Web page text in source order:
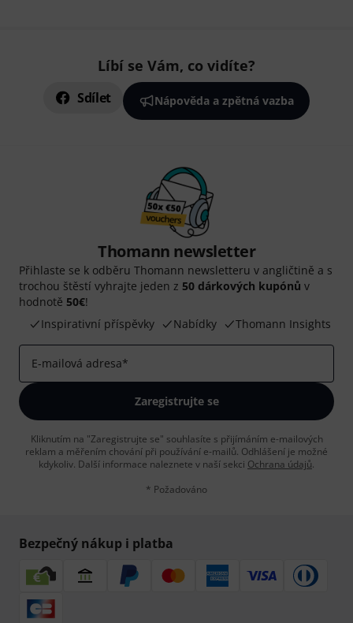
Líbí se Vám, co vidíte?
Sdílet Nápověda a zpětná vazba
Thomann newsletter
Přihlaste se k odběru Thomann newsletteru v angličtině a s
trochou štěstí vyhrajte jeden z 50 dárkových kupónů v
hodnotě 50€!
Inspirativní příspěvky
Nabídky Thomann Insights
E-mailová adresa*
Zaregistrujte se
Kliknutím na "Zaregistrujte se" souhlasíte s přijímáním e-mailových
reklam a měřením chování při používání e-mailů. Odhlášení je možné
kdykoliv. Další informace naleznete v naší sekci Ochrana údajů.
* Požadováno
Bezpečný nákup i platba